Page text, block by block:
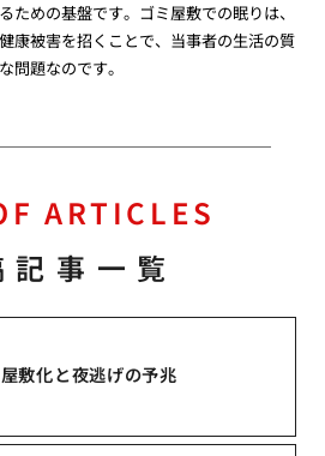
ための基盤です。ゴミ屋敷での眠りは、
康被害を招くことで、当事者の生活の質
問題なのです。
ARTICLES
記事一覧
敷化と夜逃げの予兆